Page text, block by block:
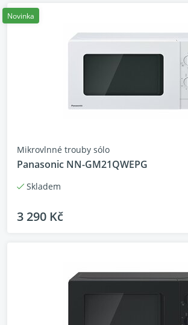
Novinka
Mikrovlnné trouby sólo
Panasonic NN-GM21QWEPG
Skladem
3 290 Kč